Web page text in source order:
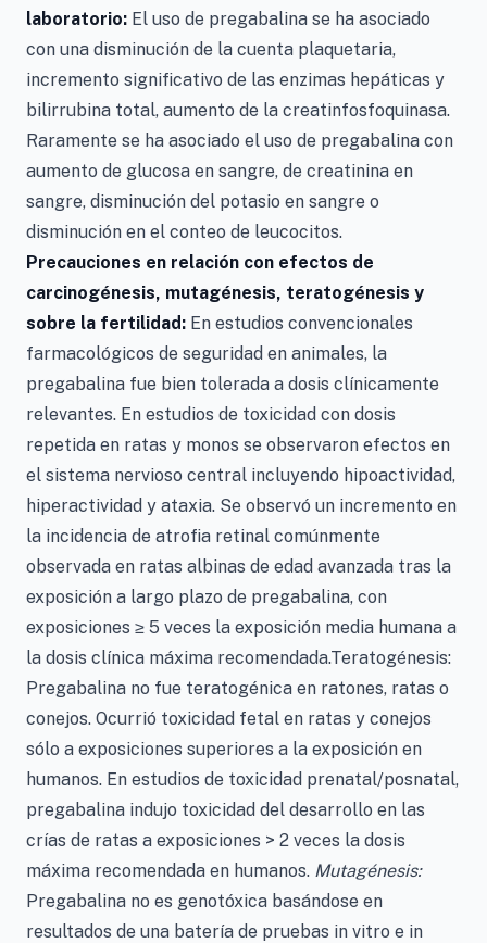
laboratorio: El uso de pregabalina se ha asociado
con una disminución de la cuenta plaquetaria,
incremento significativo de las enzimas hepáticas y
bilirrubina total, aumento de la creatinfosfoquinasa.
Raramente se ha asociado el uso de pregabalina con
aumento de glucosa en sangre, de creatinina en
sangre, disminución del potasio en sangre o
disminución en el conteo de leucocitos.
Precauciones en relación con efectos de
carcinogénesis, mutagénesis, teratogénesis y
sobre la fertilidad: En estudios convencionales
farmacológicos de seguridad en animales, la
pregabalina fue bien tolerada a dosis clínicamente
relevantes. En estudios de toxicidad con dosis
repetida en ratas y monos se observaron efectos en
el sistema nervioso central incluyendo hipoactividad,
hiperactividad y ataxia. Se observó un incremento en
la incidencia de atrofia retinal comúnmente
observada en ratas albinas de edad avanzada tras la
exposición a largo plazo de pregabalina, con
exposiciones ≥ 5 veces la exposición media humana a
la dosis clínica máxima recomendada.Teratogénesis:
Pregabalina no fue teratogénica en ratones, ratas o
conejos. Ocurrió toxicidad fetal en ratas y conejos
sólo a exposiciones superiores a la exposición en
humanos. En estudios de toxicidad prenatal/posnatal,
pregabalina indujo toxicidad del desarrollo en las
crías de ratas a exposiciones > 2 veces la dosis
máxima recomendada en humanos. Mutagénesis:
Pregabalina no es genotóxica basándose en
resultados de una batería de pruebas in vitro e in